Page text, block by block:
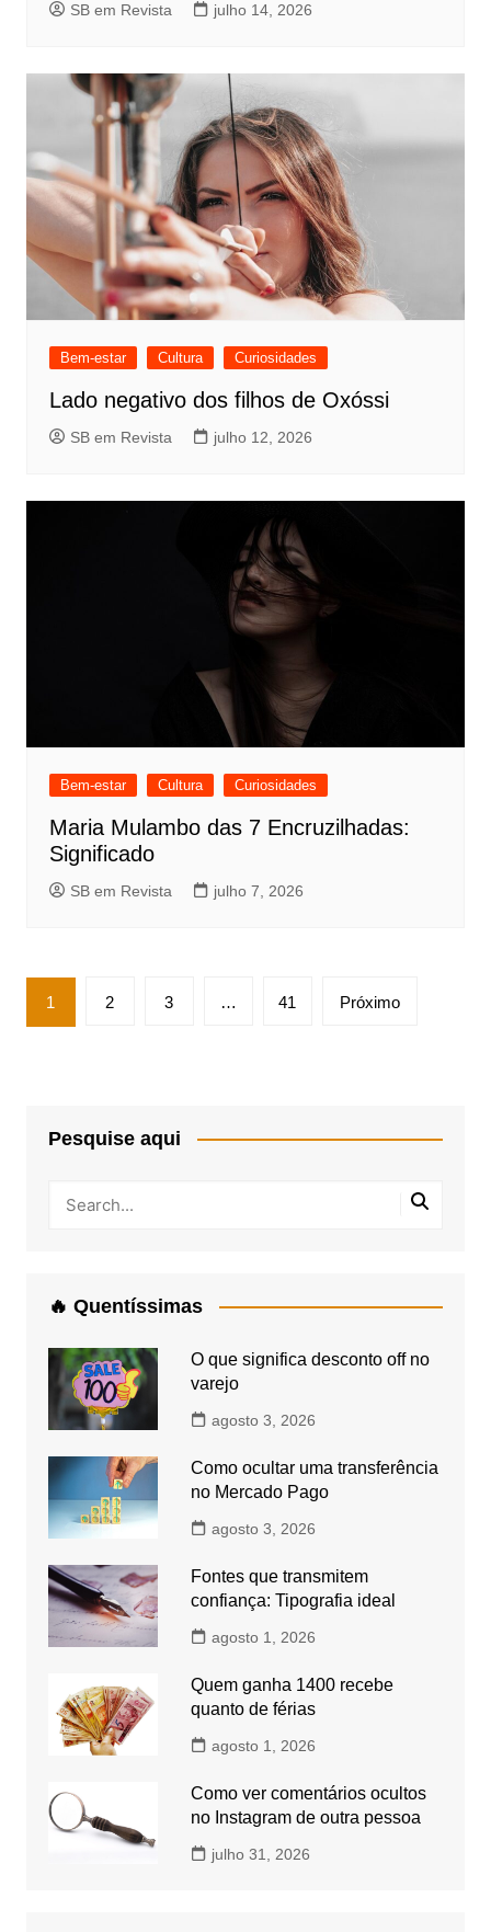
SB em Revista julho 14, 2026
Bem-estar Cultura Curiosidades
Lado negativo dos filhos de Oxóssi
SB em Revista julho 12, 2026
Bem-estar Cultura Curiosidades
Maria Mulambo das 7 Encruzilhadas:
Significado
SB em Revista julho 7, 2026
Paginação
de
1 2 3 … 41 Próximo
Pesquise aqui
🔥 Quentíssimas
O que significa desconto off no
varejo
agosto 3, 2026
Como ocultar uma transferência
no Mercado Pago
agosto 3, 2026
Fontes que transmitem
confiança: Tipografia ideal
agosto 1, 2026
Quem ganha 1400 recebe
quanto de férias
agosto 1, 2026
Como ver comentários ocultos
no Instagram de outra pessoa
julho 31, 2026